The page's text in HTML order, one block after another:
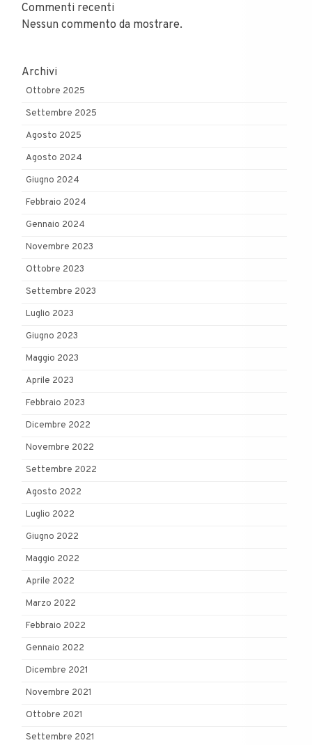
Commenti recenti
Nessun commento da mostrare.
Archivi
Ottobre 2025
Settembre 2025
Agosto 2025
Agosto 2024
Giugno 2024
Febbraio 2024
Gennaio 2024
Novembre 2023
Ottobre 2023
Settembre 2023
Luglio 2023
Giugno 2023
Maggio 2023
Aprile 2023
Febbraio 2023
Dicembre 2022
Novembre 2022
Settembre 2022
Agosto 2022
Luglio 2022
Giugno 2022
Maggio 2022
Aprile 2022
Marzo 2022
Febbraio 2022
Gennaio 2022
Dicembre 2021
Novembre 2021
Ottobre 2021
Settembre 2021